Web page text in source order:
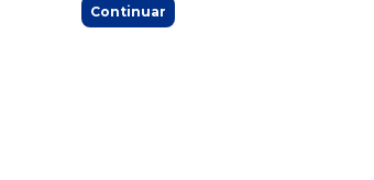
Continuar